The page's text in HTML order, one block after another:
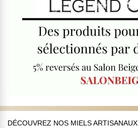
DÉCOUVREZ NOS MIELS ARTISANAUX